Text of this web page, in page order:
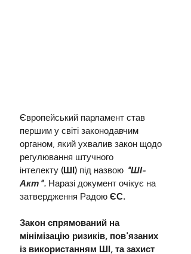
Європейський парламент став
першим у світі законодавчим
органом, який ухвалив закон щодо
регулювання штучного
інтелекту (ШІ) під назвою "ШІ-
Акт". Наразі документ очікує на
затвердження Радою ЄС.
Закон спрямований на
мінімізацію ризиків, пов'язаних
із використанням ШІ, та захист